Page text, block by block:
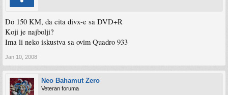
Do 150 KM, da cita divx-e sa DVD+R
Koji je najbolji?
Ima li neko iskustva sa ovim Quadro 933
Jan 10, 2008
Neo Bahamut Zero
Veteran foruma